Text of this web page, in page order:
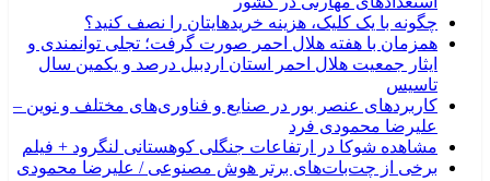
چگونه با یک کلیک، هزینه خریدهایتان را نصف کنید؟
همزمان با هفته هلال احمر صورت گرفت؛ تجلی توانمندی و
ایثار جمعیت هلال احمر استان اردبیل درصد و یکمین سال
تاسیس
کاربردهای عنصر بور در صنایع و فناوری‌های مختلف و نوین –
علیرضا محمودی فرد
مشاهده شوکا در ارتفاعات جنگلی کوهستانی لنگرود + فیلم
برخی از چت‌بات‌های برتر هوش مصنوعی / علیرضا محمودی